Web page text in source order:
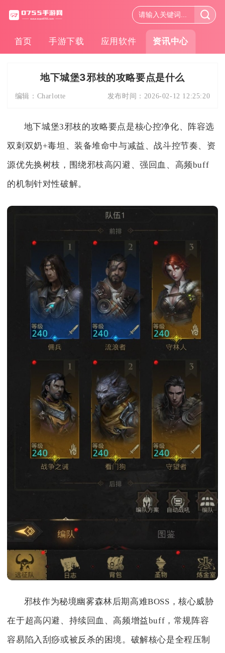
首页 手游下载 应用软件 资讯中心
地下城堡3邪枝的攻略要点是什么
编辑： Charlotte 发布时间： 2026-02-12 12:25:20
地下城堡3邪枝的攻略要点是核心控净化、阵容选
双刺双奶+毒坦、装备堆命中与减益、战斗控节奏、资
源优先换树枝，围绕邪枝高闪避、强回血、高频buff
的机制针对性破解。
邪枝作为秘境幽雾森林后期高难BOSS，核心威胁
在于超高闪避、持续回血、高频增益buff，常规阵容
容易陷入刮痧或被反杀的困境。破解核心是全程压制